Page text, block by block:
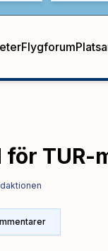
Flygforum
TUR-